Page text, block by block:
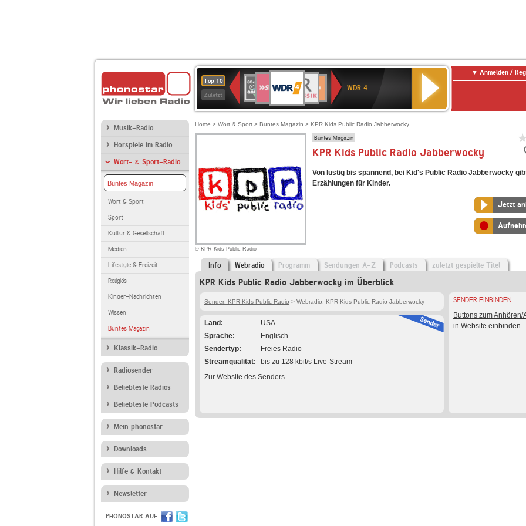
Top 10
Zuletzt
Deutschlandfunk
80er
90er
OLDIE
ANTENNE
4
KLASSIK
Deutschlandfunk
Kultur
Kultur
2
WDR 4
Anmelden /
Musik-Radio
Hörspiele im Radio
Wort- & Sport-Radio
Buntes Magazin
Wort & Sport
Sport
Kultur & Gesellschaft
Medien
Lifestyle & Freizeit
Religiös
Kinder-Nachrichten
Wissen
Buntes Magazin
Klassik-Radio
Radiosender
Beliebteste Radios
Beliebteste Podcasts
Mein phonostar
Downloads
Hilfe & Kontakt
Newsletter
PHONOSTAR AUF
Home > Wort & Sport > Buntes Magazin > KPR Kids Public Radio Jabberwocky
© KPR Kids Public Radio
Buntes Magazin
KPR Kids Public Radio Jabberwocky
Von lustig bis spannend, bei Kid's Public Radio Jabberwocky
Erzählungen für Kinder.
Jetzt
Info Webradio Programm Sendungen A-Z Podcasts zuletzt gespielte Titel
KPR Kids Public Radio Jabberwocky im Überblick
Sender: KPR Kids Public Radio > Webradio: KPR Kids Public Radio Jabberwocky
Land
USA
Sprache
Englisch
Sendertyp
Freies Radio
Streamqualität
bis zu 128 kbit/s Live-Stream
Zur Website des Senders
SENDER EINBINDEN
Buttons zum Anhören/
in Website einbinden